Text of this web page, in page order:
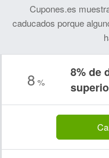
Cupones.es
caducados porque
8%
8% de